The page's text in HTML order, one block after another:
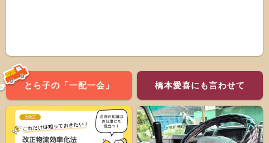
とら子の「一配一会」 橋本愛喜にも言わせて